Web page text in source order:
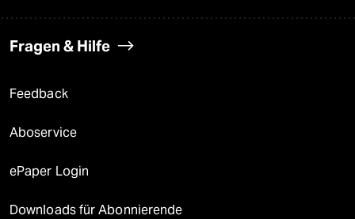
Fragen & Hilfe
Feedback
Aboservice
ePaper Login
Downloads für Abonnierende